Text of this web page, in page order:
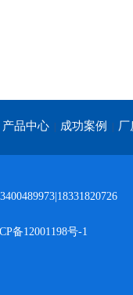
产品中心 成功案例 厂
备12001198号-1